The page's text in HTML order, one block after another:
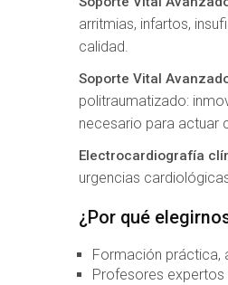
arritmias, infartos,
calidad.
Soporte Vital
politraumatizado:
necesario para actuar
Electrocardiografía
urgencias
¿Por qué
Formación práctica,
Profesores expertos